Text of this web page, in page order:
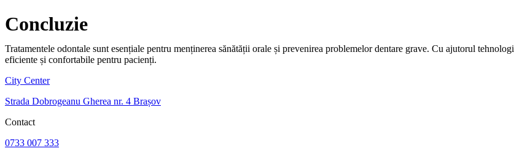
Concluzie
Tratamentele odontale sunt esențiale pentru menținerea sănătății orale și prevenirea problemelor dentare grave. Cu ajutorul
eficiente și confortabile pentru pacienți.
City Center
Strada Dobrogeanu Gherea nr. 4 Brașov
Contact
0733 007 333